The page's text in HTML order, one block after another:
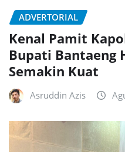
ADVERTORIAL
Kenal Pamit
Bupati Bantaeng
Semakin Kuat
Asruddin Azis